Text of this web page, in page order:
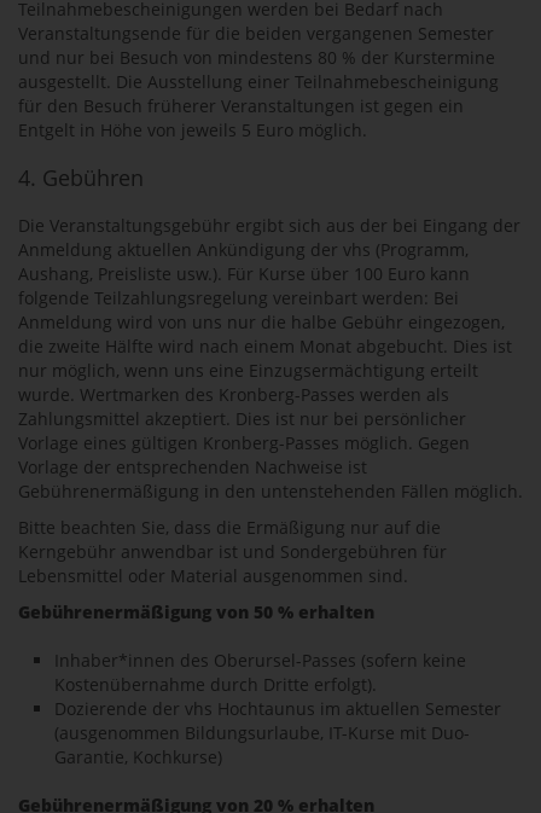
Teilnahmebescheinigungen werden bei Bedarf nach
Veranstaltungsende für die beiden vergangenen Semester
und nur bei Besuch von mindestens 80 % der Kurstermine
ausgestellt. Die Ausstellung einer Teilnahmebescheinigung
für den Besuch früherer Veranstaltungen ist gegen ein
Entgelt in Höhe von jeweils 5 Euro möglich.
4. Gebühren
Die Veranstaltungsgebühr ergibt sich aus der bei Eingang der
Anmeldung aktuellen Ankündigung der vhs (Programm,
Aushang, Preisliste usw.). Für Kurse über 100 Euro kann
folgende Teilzahlungsregelung vereinbart werden: Bei
Anmeldung wird von uns nur die halbe Gebühr eingezogen,
die zweite Hälfte wird nach einem Monat abgebucht. Dies ist
nur möglich, wenn uns eine Einzugsermächtigung erteilt
wurde. Wertmarken des Kronberg-Passes werden als
Zahlungsmittel akzeptiert. Dies ist nur bei persönlicher
Vorlage eines gültigen Kronberg-Passes möglich. Gegen
Vorlage der entsprechenden Nachweise ist
Gebührenermäßigung in den untenstehenden Fällen möglich.
Bitte beachten Sie, dass die Ermäßigung nur auf die
Kerngebühr anwendbar ist und Sondergebühren für
Lebensmittel oder Material ausgenommen sind.
Gebührenermäßigung von 50 % erhalten
Inhaber*innen des Oberursel-Passes (sofern keine
Kostenübernahme durch Dritte erfolgt).
Dozierende der vhs Hochtaunus im aktuellen Semester
(ausgenommen Bildungsurlaube, IT-Kurse mit Duo-
Garantie, Kochkurse)
Gebührenermäßigung von 20 % erhalten